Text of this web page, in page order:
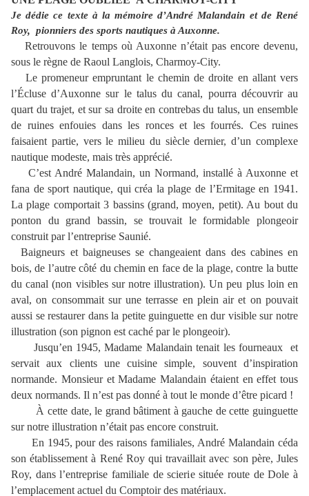
Je dédie ce texte à la mémoire d’André Malandain et de René
Roy, pionniers des sports nautiques à Auxonne.
Retrouvons le temps où Auxonne n’était pas encore devenu,
sous le règne de Raoul Langlois, Charmoy-City.
Le promeneur empruntant le chemin de droite en allant vers
l’Écluse d’Auxonne sur le talus du canal, pourra découvrir au
quart du trajet, et sur sa droite en contrebas du talus, un ensemble
de ruines enfouies dans les ronces et les fourrés. Ces ruines
faisaient partie, vers le milieu du siècle dernier, d’un complexe
nautique modeste, mais très apprécié.
C’est André Malandain, un Normand, installé à Auxonne et
fana de sport nautique, qui créa la plage de l’Ermitage en 1941.
La plage comportait 3 bassins (grand, moyen, petit). Au bout du
ponton du grand bassin, se trouvait le formidable plongeoir
construit par l’entreprise Saunié.
Baigneurs et baigneuses se changeaient dans des cabines en
bois, de l’autre côté du chemin en face de la plage, contre la butte
du canal (non visibles sur notre illustration). Un peu plus loin en
aval, on consommait sur une terrasse en plein air et on pouvait
aussi se restaurer dans la petite guinguette en dur visible sur notre
illustration (son pignon est caché par le plongeoir).
Jusqu’en 1945, Madame Malandain tenait les fourneaux et
servait aux clients une cuisine simple, souvent d’inspiration
normande. Monsieur et Madame Malandain étaient en effet tous
deux normands. Il n’est pas donné à tout le monde d’être picard !
À cette date, le grand bâtiment à gauche de cette guinguette
sur notre illustration n’était pas encore construit.
En 1945, pour des raisons familiales, André Malandain céda
son établissement à René Roy qui travaillait avec son père, Jules
Roy, dans l’entreprise familiale de scierie située route de Dole à
l’emplacement actuel du Comptoir des matériaux.